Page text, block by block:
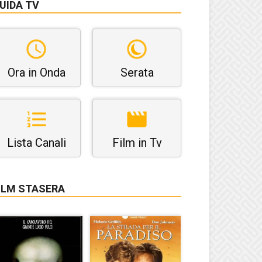
TV
Ora in Onda Serata
Lista Canali Film in Tv
STASERA